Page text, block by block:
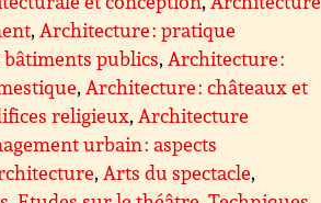
,Architecture : pratique
publics,Architecture :
,Architecture : châteaux et
religieux,Architecture
urbain : aspects
,Arts du spectacle,